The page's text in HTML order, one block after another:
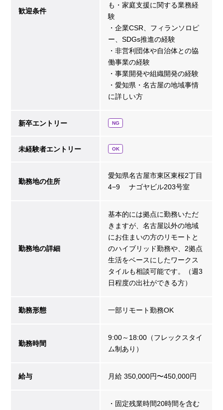
歓迎条件
も・家庭支援に関する業務経
験
・企業CSR、フィランソロピ
ー、SDGs推進の経験
・非営利団体や自治体との協
働事業の経験
・事業開発や組織開発の経験
・愛知県・名古屋の地域事情
に詳しい方
新卒エントリー NG
未経験者エントリー OK
勤務地の住所
愛知県名古屋市東区東桜2丁目
4−9 ナゴヤビル203号室
勤務地の詳細
基本的には拠点に勤務いただ
きますが、名古屋以外の地域
にお住まいの方のリモートと
のハイブリッド勤務や、2拠点
生活をベースにしたワークス
タイルも相談可能です。（週3
日程度の出社ができる方）
勤務形態 一部リモート勤務OK
勤務時間
9:00～18:00（フレックスタイ
ム制あり）
給与 月給 350,000円〜450,000円
・固定残業時間20時間を含む